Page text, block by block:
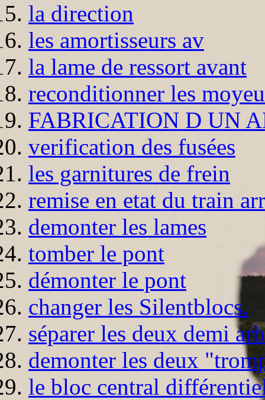
la direction
les amortisseurs av
la lame de ressort avant
reconditionner les
FABRICATION D UN
verification des fusées
les garnitures de frein
remise en etat du train
demonter les lames
tomber le pont
démonter le pont
changer les Silentblocs.
séparer les deux demi
demonter les deux
le bloc central